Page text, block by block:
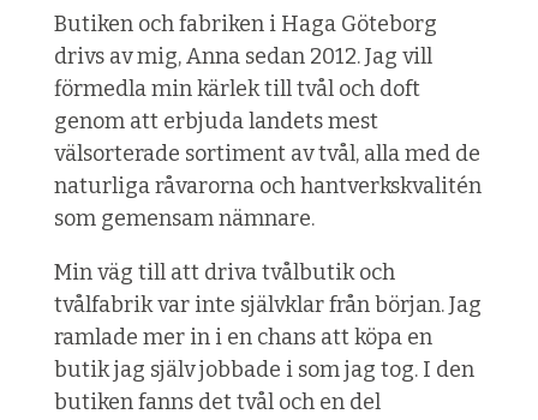
Butiken och fabriken i Haga Göteborg
drivs av mig, Anna sedan 2012. Jag vill
förmedla min kärlek till tvål och doft
genom att erbjuda landets mest
välsorterade sortiment av tvål, alla med de
naturliga råvarorna och hantverkskvalitén
som gemensam nämnare.
Min väg till att driva tvålbutik och
tvålfabrik var inte självklar från början. Jag
ramlade mer in i en chans att köpa en
butik jag själv jobbade i som jag tog. I den
butiken fanns det tvål och en del